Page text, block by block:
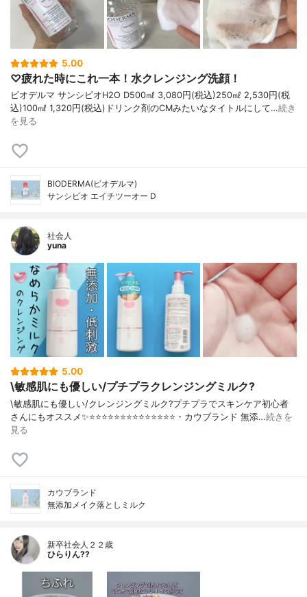
5.00
♡疲れた時にこれ一本！水クレンジング洗顔！
ビオデルマ サンシビオH2O D500㎖ 3,080円(税込)250㎖ 2,530円(税
込)100㎖ 1,320円(税込)ドリンク剤のCMみたいなタイトルにして…続き
を見る
BIODERMA(ビオデルマ)
サンシビオ エイチツーオー D
社会人
yuna
5.00
\敏感肌にも優しい/プチプラクレンジングミルク?
\敏感肌にも優しい/クレンジングミルク?プチプラでスキンケア初心者
さんにもオススメ✨⭐️⭐️⭐️⭐️⭐️⭐️⭐️⭐️⭐️⭐️⭐️⭐️⭐️⭐️・カウブランド 無添…続きを
見る
カウブランド
無添加メイク落としミルク
新卒社会人２２歳
ひらりん??